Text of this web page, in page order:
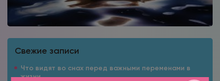
Свежие записи
Что видят во снах перед важными переменами в
жизни